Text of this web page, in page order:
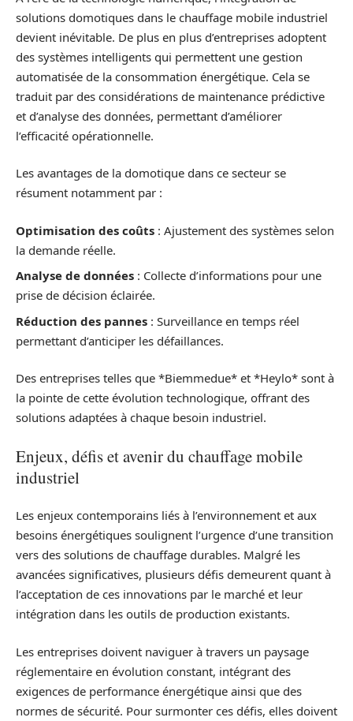
solutions domotiques dans le chauffage mobile industriel
devient inévitable. De plus en plus d’entreprises adoptent
des systèmes intelligents qui permettent une gestion
automatisée de la consommation énergétique. Cela se
traduit par des considérations de maintenance prédictive
et d’analyse des données, permettant d’améliorer
l’efficacité opérationnelle.
Les avantages de la domotique dans ce secteur se
résument notamment par :
Optimisation des coûts : Ajustement des systèmes selon
la demande réelle.
Analyse de données : Collecte d’informations pour une
prise de décision éclairée.
Réduction des pannes : Surveillance en temps réel
permettant d’anticiper les défaillances.
Des entreprises telles que *Biemmedue* et *Heylo* sont à
la pointe de cette évolution technologique, offrant des
solutions adaptées à chaque besoin industriel.
Enjeux, défis et avenir du chauffage mobile
industriel
Les enjeux contemporains liés à l’environnement et aux
besoins énergétiques soulignent l’urgence d’une transition
vers des solutions de chauffage durables. Malgré les
avancées significatives, plusieurs défis demeurent quant à
l’acceptation de ces innovations par le marché et leur
intégration dans les outils de production existants.
Les entreprises doivent naviguer à travers un paysage
réglementaire en évolution constant, intégrant des
exigences de performance énergétique ainsi que des
normes de sécurité. Pour surmonter ces défis, elles doivent